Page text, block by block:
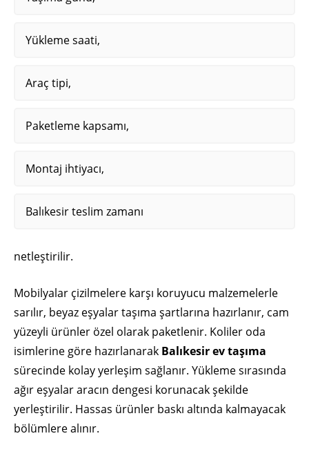
Yükleme saati,
Araç tipi,
Paketleme kapsamı,
Montaj ihtiyacı,
Balıkesir teslim zamanı
netleştirilir.
Mobilyalar çizilmelere karşı koruyucu malzemelerle
sarılır, beyaz eşyalar taşıma şartlarına hazırlanır, cam
yüzeyli ürünler özel olarak paketlenir. Koliler oda
isimlerine göre hazırlanarak Balıkesir ev taşıma
sürecinde kolay yerleşim sağlanır. Yükleme sırasında
ağır eşyalar aracın dengesi korunacak şekilde
yerleştirilir. Hassas ürünler baskı altında kalmayacak
bölümlere alınır.